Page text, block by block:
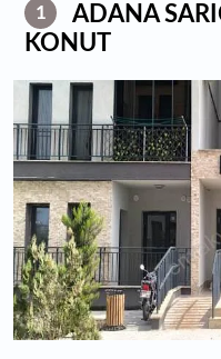
1
ADANA
KONUT